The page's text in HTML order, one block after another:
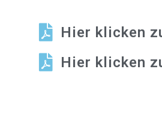
Hier klicken
Hier klicken